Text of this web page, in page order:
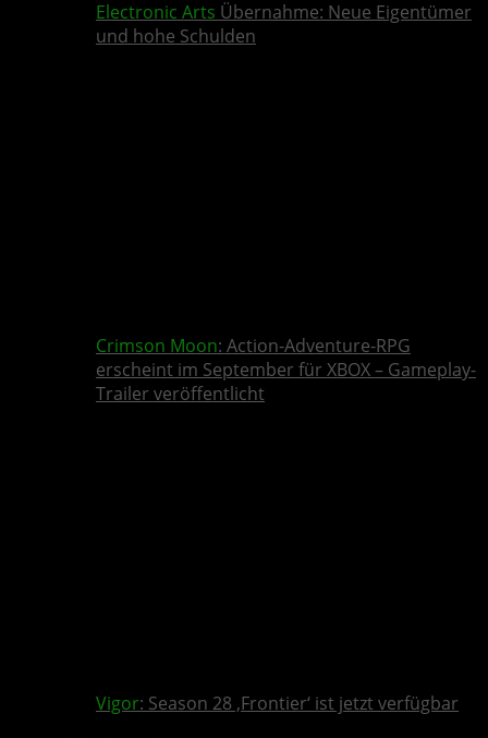
Electronic Arts Übernahme: Neue Eigentümer
und hohe Schulden
Crimson Moon: Action-Adventure-RPG
erscheint im September für XBOX – Gameplay-
Trailer veröffentlicht
Vigor: Season 28 ‚Frontier‘ ist jetzt verfügbar